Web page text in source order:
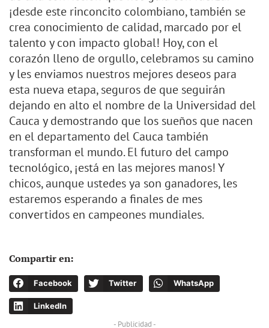
¡desde este rinconcito colombiano, también se
crea conocimiento de calidad, marcado por el
talento y con impacto global! Hoy, con el
corazón lleno de orgullo, celebramos su camino
y les enviamos nuestros mejores deseos para
esta nueva etapa, seguros de que seguirán
dejando en alto el nombre de la Universidad del
Cauca y demostrando que los sueños que nacen
en el departamento del Cauca también
transforman el mundo. El futuro del campo
tecnológico, ¡está en las mejores manos! Y
chicos, aunque ustedes ya son ganadores, les
estaremos esperando a finales de mes
convertidos en campeones mundiales.
Compartir en:
Facebook Twitter WhatsApp
LinkedIn
- Publicidad -